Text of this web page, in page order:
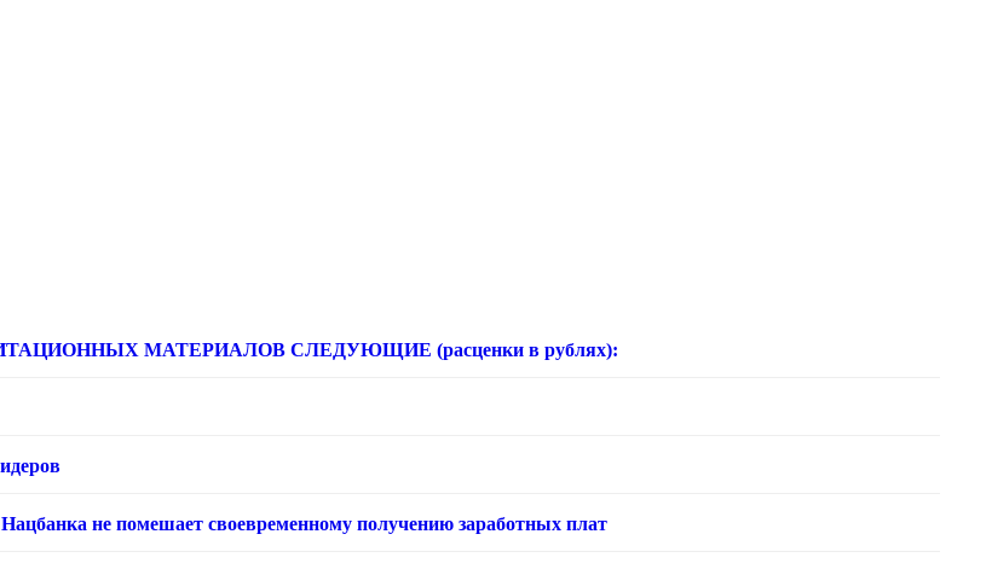
МАТЕРИАЛОВ СЛЕДУЮЩИЕ (расценки в рублях):
не помешает своевременному получению заработных плат